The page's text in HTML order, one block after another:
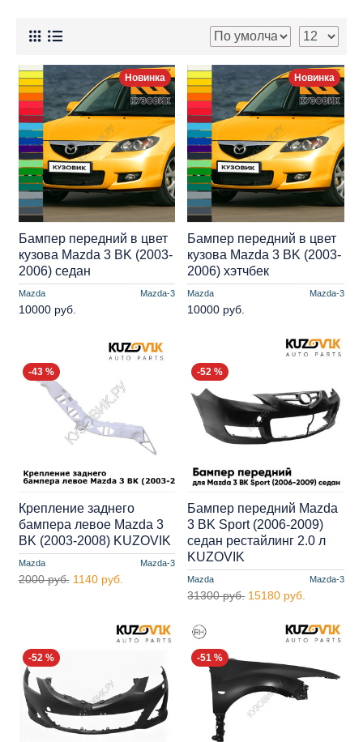
Новинка
Mazda Mazda-3
Бампер передний в цвет
кузова Mazda 3 BK (2003-
2006) седан
10000 руб.
Новинка
Mazda Mazda-3
Бампер передний в цвет
кузова Mazda 3 BK (2003-
2006) хэтчбек
10000 руб.
-43 %
Mazda Mazda-3
Крепление заднего
бампера левое Mazda 3
BK (2003-2008) KUZOVIK
2000 руб. 1140 руб.
-52 %
Mazda Mazda-3
Бампер передний Mazda
3 BK Sport (2006-2009)
седан рестайлинг 2.0 л
KUZOVIK
31300 руб. 15180 руб.
-52 % -51 %